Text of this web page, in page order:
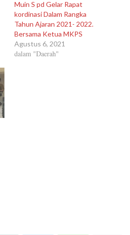
Muin S pd Gelar Rapat
kordinasi Dalam Rangka
Tahun Ajaran 2021- 2022.
Bersama Ketua MKPS
Agustus 6, 2021
dalam "Daerah"